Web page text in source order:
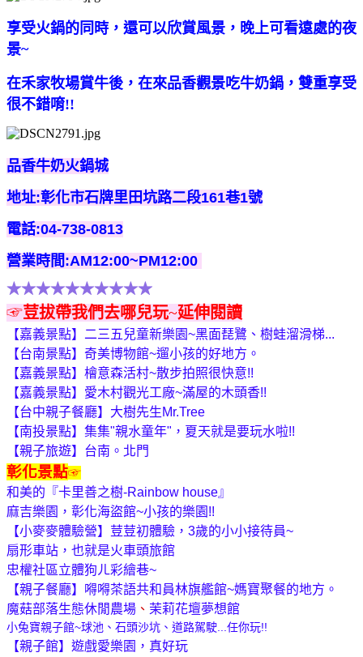
享受火鍋的同時，還可以欣賞風景，晚上可看遠處的夜
景~
在禾家牧場賞牛後，在來品香觀景吃牛奶鍋，雙重享受
很不錯唷!!
品香牛奶火鍋城
地址:彰化市石牌里田坑路二段161巷1號
電話:04-738-0813
營業時間:AM12:00~PM12:00
★★★★★★★★★★
☞荳拔帶我們去哪兒玩~延伸閱讀
【嘉義景點】二三五兒童新樂園~黑面琵鷺、樹蛙溜滑梯...
【台南景點】奇美博物館~遛小孩的好地方。
【嘉義景點】檜意森活村~散步拍照很快意!!
【嘉義景點】愛木村觀光工廠~滿屋的木頭香!!
【台中親子餐廳】大樹先生Mr.Tree
【南投景點】集集"親水童年"，夏天就是要玩水啦!!
【親子旅遊】台南。北門
彰化景點☞
和美的『卡里善之樹-Rainbow house』
麻吉樂園，彰化海盜館~小孩的樂園!!
【小麥麥體驗營】荳荳初體驗，3歲的小小接待員~
扇形車站，也就是火車頭旅館
忠權社區立體狗ㄦ彩繪巷~
【親子餐廳】嘚嘚茶語共和員林旗艦館~媽寶聚餐的地方。
魔菇部落生態休閒農場 、 茉莉花壇夢想館
小兔寶親子館~球池、石頭沙坑、道路駕駛...任你玩!!
【親子館】遊戲愛樂園，真好玩